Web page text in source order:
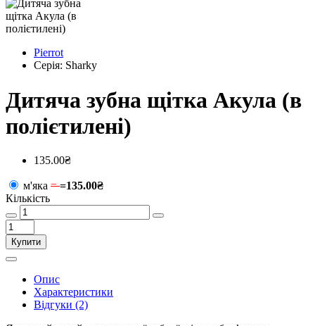
Pierrot
Серія: Sharky
Дитяча зубна щітка Акула (в
полієтилені)
135.00₴
м'яка ==135.00₴
Кількість
Купити
Опис
Характеристики
Відгуки (2)